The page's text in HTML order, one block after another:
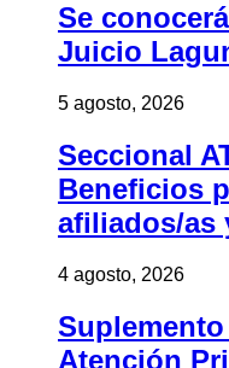
Se
Juicio
5 agosto, 2026
Seccional
Beneficios
afiliados/as
4 agosto, 2026
Atención